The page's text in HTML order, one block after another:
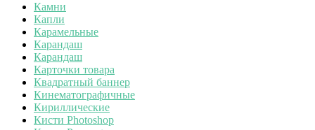
Камни
Капли
Карамельные
Карандаш
Карандаш
Карточки товара
Квадратный баннер
Кинематографичные
Кириллические
Кисти Photoshop